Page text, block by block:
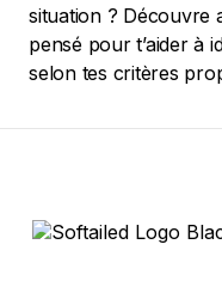
situation ? Découvre
pensé pour t’aider à
selon tes critères